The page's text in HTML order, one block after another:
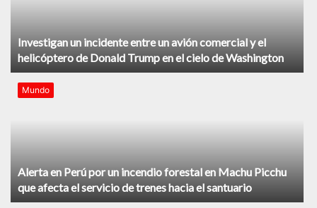
Investigan un incidente entre un avión comercial y el
helicóptero de Donald Trump en el cielo de Washington
Mundo
Alerta en Perú por un incendio forestal en Machu Picchu
que afecta el servicio de trenes hacia el santuario